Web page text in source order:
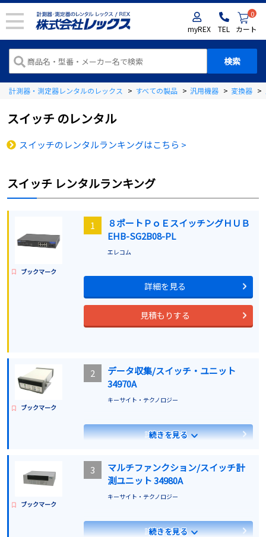
myREX TEL
0
カート
計測器・測定器レンタルのレックス > すべての製品 > 汎用機器 > 変換器 >
スイッチ のレンタル
スイッチのレンタルランキングはこちら >
スイッチ レンタルランキング
ブックマーク
1
８ポートＰｏＥスイッチングＨＵＢ
EHB-SG2B08-PL
エレコム
詳細を見る
見積もりする
ブックマーク
2
データ収集/スイッチ・ユニット
34970A
キーサイト・テクノロジー
詳細を見る
見積もりする
続きを見る
ブックマーク
3
マルチファンクション/スイッチ計
測ユニット 34980A
キーサイト・テクノロジー
詳細を見る
続きを見る